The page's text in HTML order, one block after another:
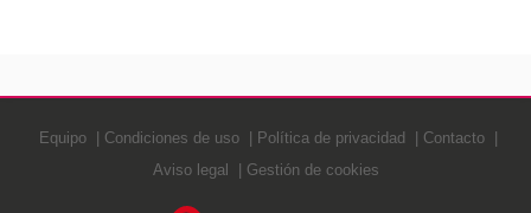
Equipo Condiciones de uso Política de privacidad
Contacto
Aviso legal
Gestión de cookies